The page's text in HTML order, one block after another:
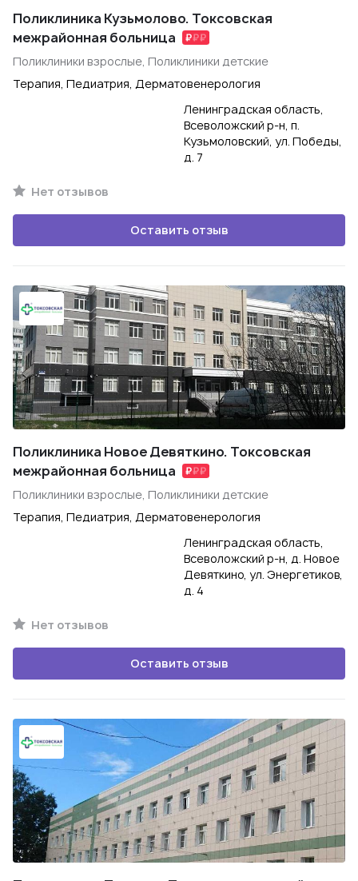
Поликлиника Кузьмолово. Токсовская
межрайонная больница
Поликлиники взрослые, Поликлиники детские
Терапия, Педиатрия, Дерматовенерология
Ленинградская область,
Всеволожский р-н, п.
Кузьмоловский, ул. Победы,
д. 7
Нет отзывов
Оставить отзыв
Поликлиника Новое Девяткино. Токсовская
межрайонная больница
Поликлиники взрослые, Поликлиники детские
Терапия, Педиатрия, Дерматовенерология
Ленинградская область,
Всеволожский р-н, д. Новое
Девяткино, ул. Энергетиков,
д. 4
Нет отзывов
Оставить отзыв